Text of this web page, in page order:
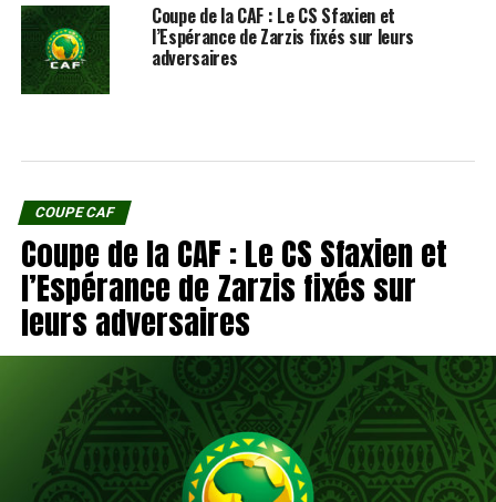
Coupe de la CAF : Le CS Sfaxien et
l’Espérance de Zarzis fixés sur leurs
adversaires
COUPE CAF
Coupe de la CAF : Le CS Sfaxien et
l’Espérance de Zarzis fixés sur
leurs adversaires